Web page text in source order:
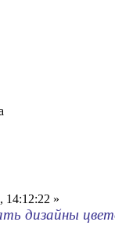
14:12:22 »
дизайны